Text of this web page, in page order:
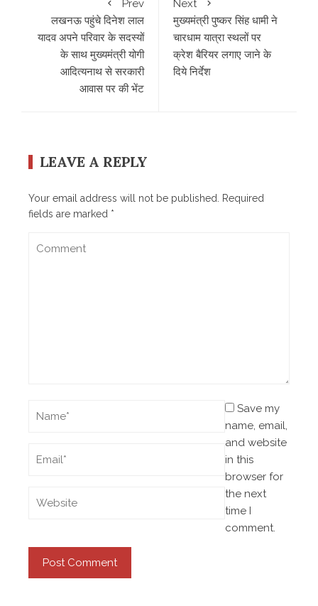
Prev
लखनऊ पहुंचे दिनेश लाल
यादव अपने परिवार के सदस्यों
के साथ मुख्यमंत्री योगी
आदित्यनाथ से सरकारी
आवास पर की भेंट
Next
मुख्यमंत्री पुष्कर सिंह धामी ने
चारधाम यात्रा स्थलों पर
क्रेश बैरियर लगाए जाने के
दिये निर्देश
LEAVE A REPLY
Your email address will not be published.
Required
fields are marked *
Save my
name, email,
and website
in this
browser for
the next
time I
comment.